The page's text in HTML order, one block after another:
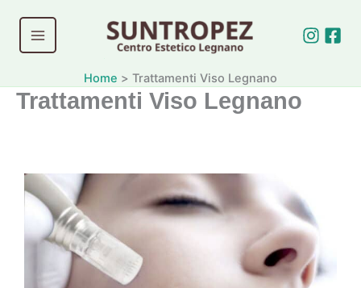
contenuto
Home Trattamenti Viso Legnano
Trattamenti Viso Legnano